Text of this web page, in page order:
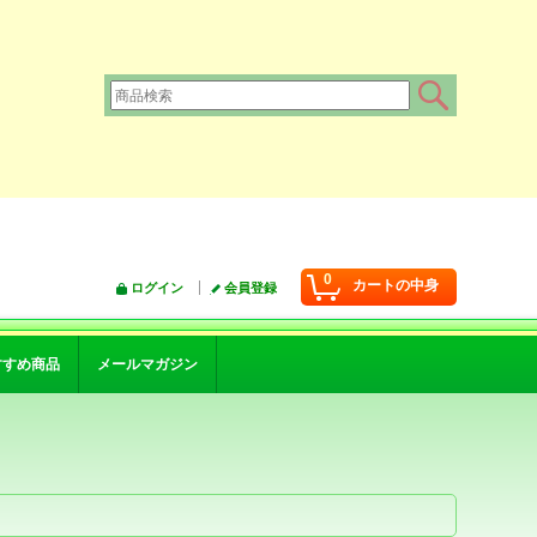
0 カートの中身
ログイン 会員登録
め商品 メールマガジン